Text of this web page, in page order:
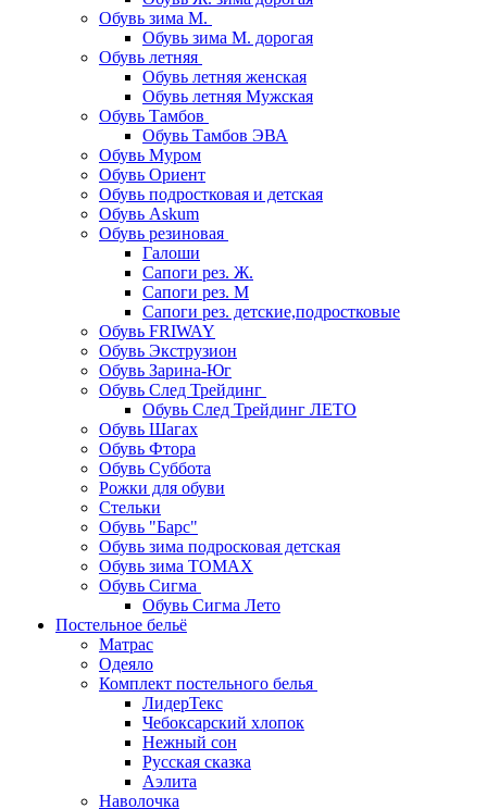
Обувь зима М.
Обувь зима М. дорогая
Обувь летняя
Обувь летняя женская
Обувь летняя Мужская
Обувь Тамбов
Обувь Тамбов ЭВА
Обувь Муром
Обувь Ориент
Обувь подростковая и детская
Обувь Askum
Обувь резиновая
Галоши
Сапоги рез. Ж.
Сапоги рез. М
Сапоги рез. детские,подростковые
Обувь FRIWAY
Обувь Экструзион
Обувь Зарина-Юг
Обувь След Трейдинг
Обувь След Трейдинг ЛЕТО
Обувь Шагах
Обувь Фтора
Обувь Суббота
Рожки для обуви
Стельки
Обувь "Барс"
Обувь зима подросковая детская
Обувь зима ТОМАХ
Обувь Сигма
Обувь Сигма Лето
Постельное бельё
Матрас
Одеяло
Комплект постельного белья
ЛидерТекс
Чебоксарский хлопок
Нежный сон
Русская сказка
Аэлита
Наволочка